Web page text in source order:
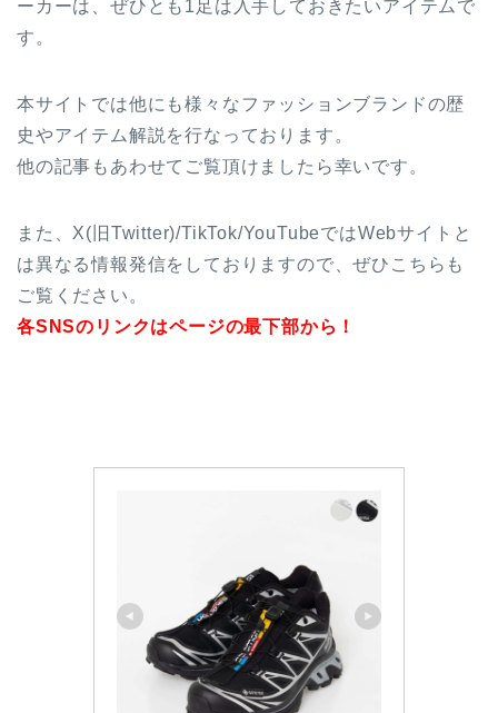
ーカーは、ぜひとも1足は入手しておきたいアイテムで
す。
本サイトでは他にも様々なファッションブランドの歴
史やアイテム解説を行なっております。
他の記事もあわせてご覧頂けましたら幸いです。
また、X(旧Twitter)/TikTok/YouTubeではWebサイトと
は異なる情報発信をしておりますので、ぜひこちらも
ご覧ください。
各SNSのリンクはページの最下部から！